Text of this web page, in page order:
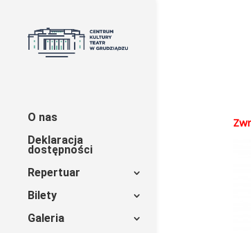
O nas
Deklaracja
dostępności
Repertuar
Bilety
Galeria